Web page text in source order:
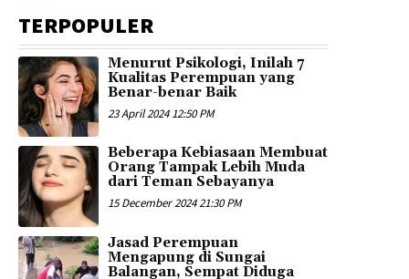
TERPOPULER
Menurut Psikologi, Inilah 7
Kualitas Perempuan yang
Benar-benar Baik
23 April 2024 12:50 PM
Beberapa Kebiasaan Membuat
Orang Tampak Lebih Muda
dari Teman Sebayanya
15 December 2024 21:30 PM
Jasad Perempuan
Mengapung di Sungai
Balangan, Sempat Diduga